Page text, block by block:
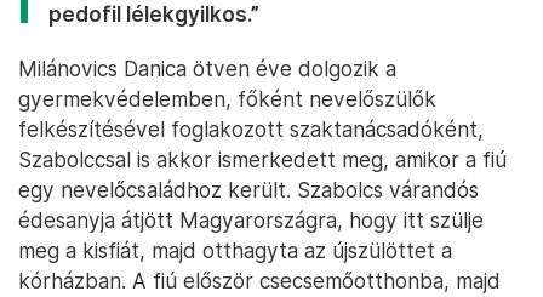
pedofil lélekgyilkos.”
Milánovics Danica ötven éve dolgozik a
gyermekvédelemben, főként nevelőszülők
felkészítésével foglakozott szaktanácsadóként,
Szabolccsal is akkor ismerkedett meg, amikor a fiú
egy nevelőcsaládhoz került. Szabolcs várandós
édesanyja átjött Magyarországra, hogy itt szülje
meg a kisfiát, majd otthagyta az újszülöttet a
kórházban. A fiú először csecsemőotthonba, majd